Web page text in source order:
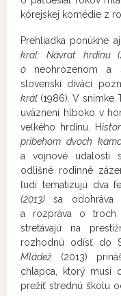
kórejskej komédie z
Prehliadka ponúkne
kráľ: Návrat hrdinu
o neohrozenom a
slovenskí diváci
kráľ (1986). V snímke
uväznení hlboko v
veľkého hrdinu. H
príbehom dvoch
a vojnové udalosti
odlišné rodinné
ľudí tematizujú dva
(2013) sa
a rozpráva o troch
stretávajú na
rozhodnú odísť do
Mládež (2013)
chlapca, ktorý musí
prežiť strednú školu